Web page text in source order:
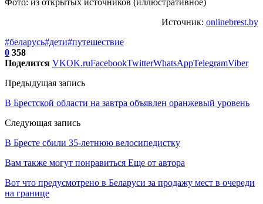
Источник: onlinebrest.by
#беларусь#дети#путешествие
0 358
Поделится VKOK.ruFacebookTwitterWhatsAppTelegramViber
Предыдущая запись
В Брестской области на завтра объявлен оранжевый уровень
Следующая запись
В Бресте сбили 35-летнюю велосипедистку
Вам также могут понравиться Еще от автора
Вот что предусмотрено в Беларуси за продажу мест в очереди
на границе